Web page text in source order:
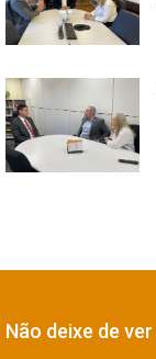
Não deixe de ver